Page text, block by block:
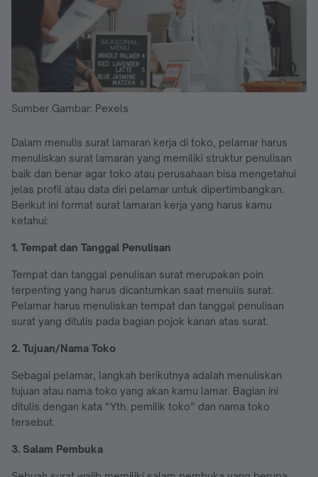
Sumber Gambar: Pexels
Dalam menulis surat lamaran kerja di toko, pelamar harus
menuliskan surat lamaran yang memiliki struktur penulisan
baik dan benar agar toko atau perusahaan bisa mengetahui
jelas profil atau data diri pelamar untuk dipertimbangkan.
Berikut ini format surat lamaran kerja yang harus kamu
ketahui:
1. Tempat dan Tanggal Penulisan
Tempat dan tanggal penulisan surat merupakan poin
terpenting yang harus dicantumkan saat menulis surat.
Pelamar harus menuliskan tempat dan tanggal penulisan
surat yang ditulis pada bagian pojok kanan atas surat.
2. Tujuan/Nama Toko
Sebagai pelamar, langkah berikutnya adalah menuliskan
tujuan atau nama toko yang akan kamu lamar. Bagian ini
ditulis dengan kata “Yth. pemilik toko” dan nama toko
tersebut.
3. Salam Pembuka